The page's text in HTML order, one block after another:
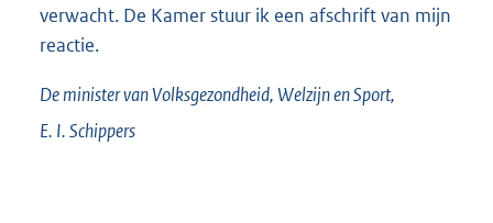
verwacht. De Kamer stuur ik een afschrift van mijn
reactie.
De minister van Volksgezondheid, Welzijn en Sport,
E. I.Schippers